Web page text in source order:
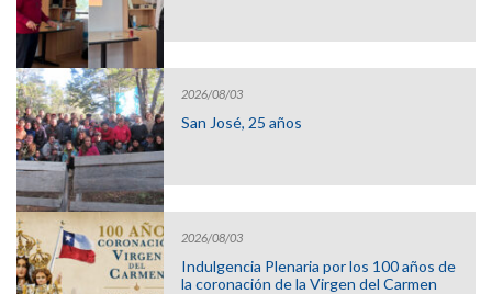
2026/08/03
San José, 25 años
2026/08/03
Indulgencia Plenaria por los 100 años de
la coronación de la Virgen del Carmen